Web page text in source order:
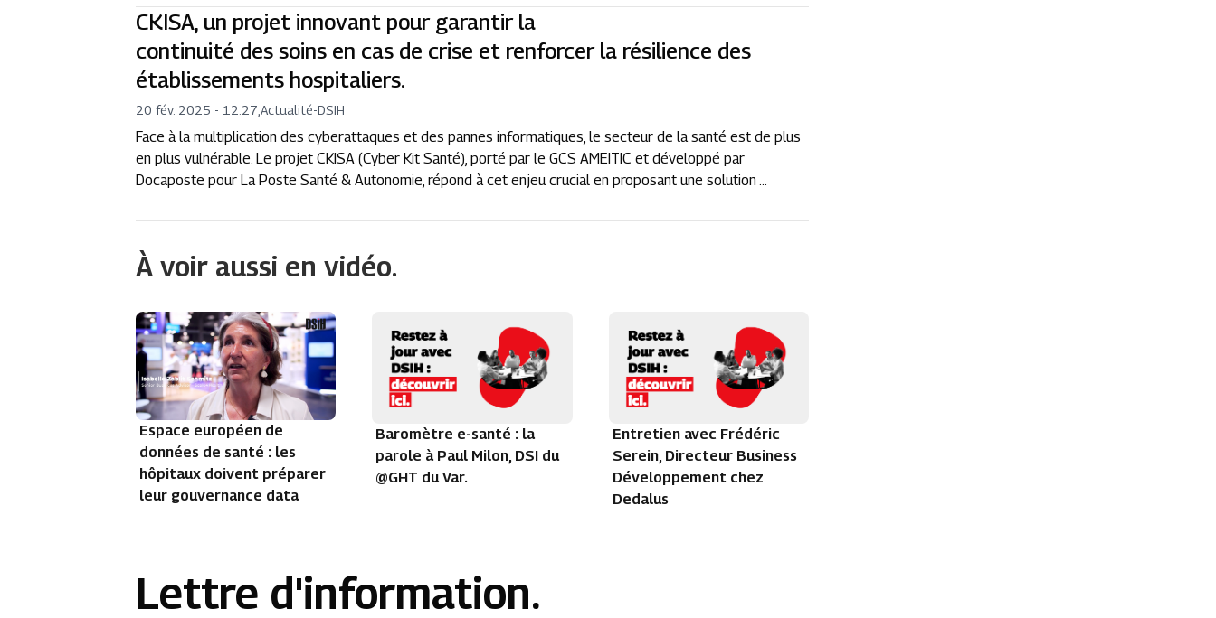
CKISA, un projet innovant pour garantir la
continuité des soins en cas de crise et renforcer la résilience des
établissements hospitaliers.
20 fév. 2025 - 12:27 ,Actualité-DSIH
Face à la multiplication des cyberattaques et des pannes informatiques, le secteur de la santé est de plus
en plus vulnérable. Le projet CKISA (Cyber Kit Santé), porté par le GCS AMEITIC et développé par
Docaposte pour La Poste Santé & Autonomie, répond à cet enjeu crucial en proposant une solution ...
À voir aussi en vidéo.
Espace européen de
données de santé : les
hôpitaux doivent préparer
leur gouvernance data
Baromètre e-santé : la
parole à Paul Milon, DSI du
@GHT du Var.
Entretien avec Frédéric
Serein, Directeur Business
Développement chez
Dedalus
Lettre d'information.